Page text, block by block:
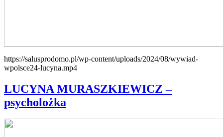
https://salusprodomo.pl/wp-content/uploads/2024/08/wywiad-
wpolsce24-lucyna.mp4
LUCYNA MURASZKIEWICZ –
psycholożka